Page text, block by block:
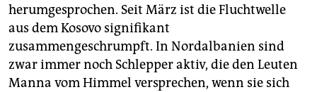
herumgesprochen. Seit März ist die Fluchtwelle
aus dem Kosovo signifikant
zusammengeschrumpft. In Nordalbanien sind
zwar immer noch Schlepper aktiv, die den Leuten
Manna vom Himmel versprechen, wenn sie sich